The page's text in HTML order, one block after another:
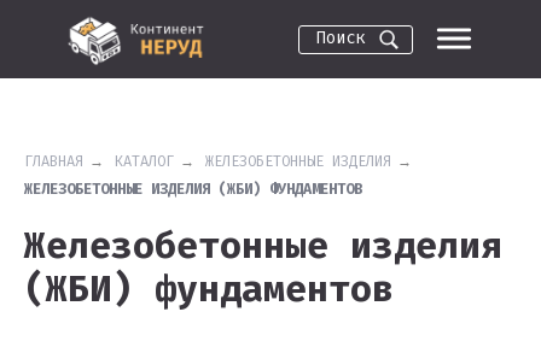
Поиск
ГЛАВНАЯ → КАТАЛОГ → ЖЕЛЕЗОБЕТОННЫЕ ИЗДЕЛИЯ
→
ЖЕЛЕЗОБЕТОННЫЕ ИЗДЕЛИЯ (ЖБИ) ФУНДАМЕНТОВ
Железобетонные изделия
(ЖБИ) фундаментов